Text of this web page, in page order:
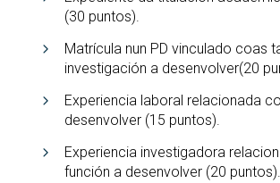
(30 puntos).
Matrícula nun PD vinculado coas
investigación a desenvolver(20
Experiencia laboral relacionada
desenvolver (15 puntos).
Experiencia investigadora
función a desenvolver (20 puntos).